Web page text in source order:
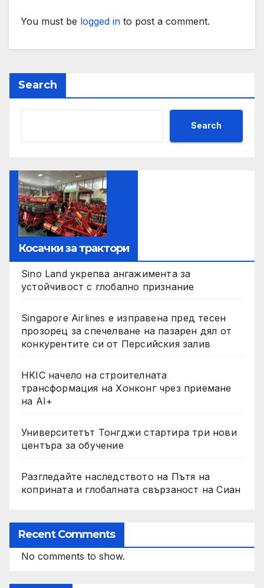
You must be logged in to post a comment.
Search
Search
Косачки за трактори
Sino Land укрепва ангажимента за
устойчивост с глобално признание
Singapore Airlines е изправена пред тесен
прозорец за спечелване на пазарен дял от
конкурентите си от Персийския залив
HKIC начело на строителната
трансформация на Хонконг чрез приемане
на AI+
Университетът Тонгджи стартира три нови
центъра за обучение
Разгледайте наследството на Пътя на
коприната и глобалната свързаност на Сиан
Recent Comments
No comments to show.